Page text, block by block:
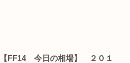
【FF14 今日の相場】 ２０１